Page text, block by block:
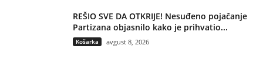
REŠIO SVE DA OTKRIJE! Nesuđeno pojačanje
Partizana objasnilo kako je prihvatio...
Košarka avgust 8, 2026